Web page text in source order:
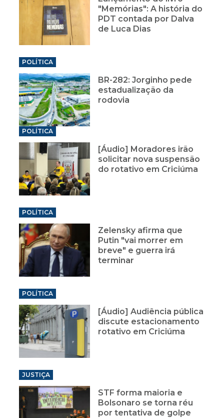
"Memórias": A história do
PDT contada por Dalva
de Luca Dias
POLÍTICA
BR-282: Jorginho pede
estadualização da
rodovia
POLÍTICA
[Áudio] Moradores irão
solicitar nova suspensão
do rotativo em Criciúma
POLÍTICA
Zelensky afirma que
Putin "vai morrer em
breve" e guerra irá
terminar
POLÍTICA
[Áudio] Audiência pública
discute estacionamento
rotativo em Criciúma
JUSTIÇA
STF forma maioria e
Bolsonaro se torna réu
por tentativa de golpe